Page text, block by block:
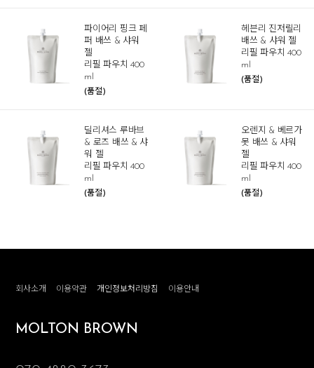
파이어리 핑크 페
퍼 배쓰 & 샤워
젤
리필 파우치 400
ml
(품절)
헤븐리 진저릴리
배쓰 & 샤워 젤
리필 파우치 400
ml
(품절)
딜리셔스 루바브
& 로즈 배쓰 & 샤
워 젤
리필 파우치 400
ml
(품절)
오렌지 & 베르가
못 배쓰 & 샤워
젤
리필 파우치 400
ml
(품절)
회사소개 이용약관 개인정보처리방침 이용안내
MOLTON BROWN